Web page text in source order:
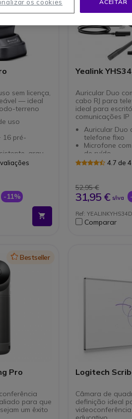
sem licença,
— ideal
terreno
uso
16 pré-
grau
e imersão
com
autonomia
-11%
Yealink
Auricular Duo
cabo RJ para
ideal para
comunicações IP
Auricular Duo
telefone fixo
Microfone
de ruído
Vareta de
desenvolvido
duradouros
Almofada de
Cabo incluído:
Disconnect a
4.7 de
52,95 €
31,95 € s/iva
Ref: YEALINKYHS34D
Comparar
IconBestseller
Pro
um êxito
Logitech
Câmara de
definição ideal
ACEITAR
os cookies